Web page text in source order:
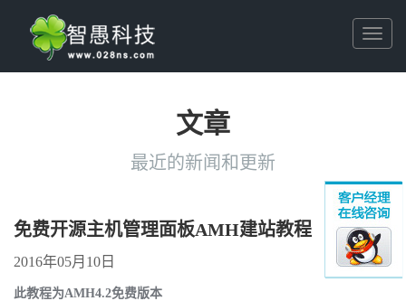
Toggle
文章
最近的新闻和更新
免费开源主机管理面板AMH建站教程
2016年05月10日
此教程为AMH4.2免费版本